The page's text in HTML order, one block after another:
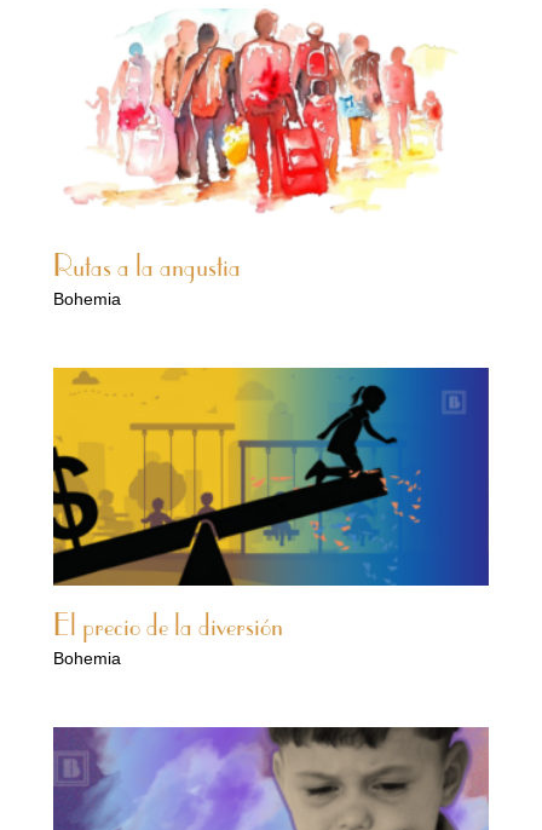
Rutas a la angustia
Bohemia
El precio de la diversión
Bohemia